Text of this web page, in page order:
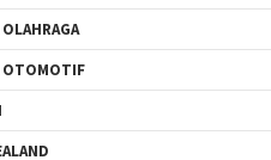
OTOMOTIF